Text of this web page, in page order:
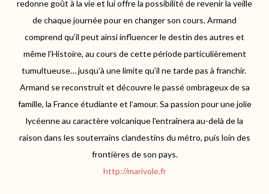
redonne goût à la vie et lui offre la possibilité de revenir la veille
de chaque journée pour en changer son cours. Armand
comprend qu’il peut ainsi influencer le destin des autres et
même l’Histoire, au cours de cette période particulièrement
tumultueuse… jusqu’à une limite qu’il ne tarde pas à franchir.
Armand se reconstruit et découvre le passé ombrageux de sa
famille, la France étudiante et l’amour. Sa passion pour une jolie
lycéenne au caractère volcanique l'entraînera au-delà de la
raison dans les souterrains clandestins du métro, puis loin des
frontières de son pays.
http://marivole.fr